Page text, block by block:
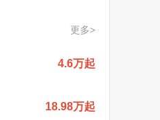
更多>
4.6万起
18.98万起